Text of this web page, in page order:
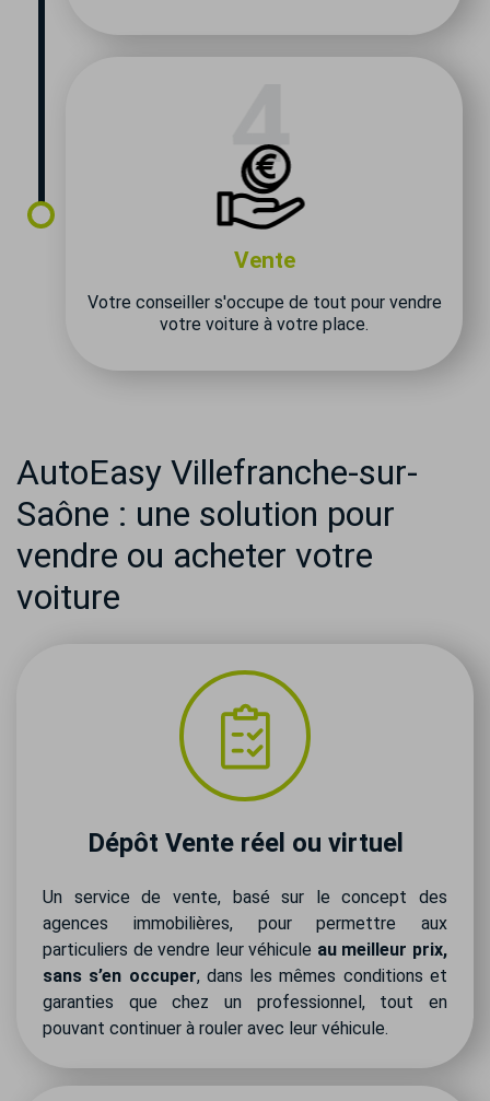
Vente
Votre conseiller s'occupe de tout pour vendre
votre voiture à votre place.
AutoEasy Villefranche-sur-
Saône : une solution pour
vendre ou acheter votre
voiture
Dépôt Vente réel ou virtuel
Un service de vente, basé sur le concept des
agences immobilières, pour permettre aux
particuliers de vendre leur véhicule au meilleur prix,
sans s’en occuper, dans les mêmes conditions et
garanties que chez un professionnel, tout en
pouvant continuer à rouler avec leur véhicule.